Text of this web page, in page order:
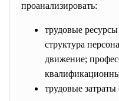
проанализировать:
трудовые
структура
движение;
трудовые затраты